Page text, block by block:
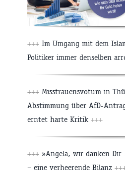
+++ Im Umgang mit dem
Politiker immer denselben
+++ Misstrauensvotum in
Abstimmung über AfD-
erntet harte Kritik +++
+++ »Angela, wir danken
– eine verheerende Bilanz